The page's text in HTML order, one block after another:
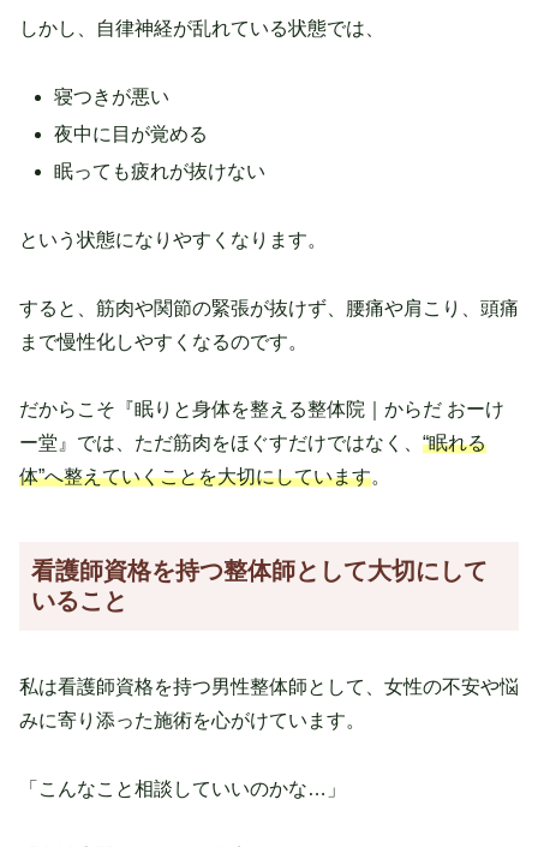
しかし、自律神経が乱れている状態では、
寝つきが悪い
夜中に目が覚める
眠っても疲れが抜けない
という状態になりやすくなります。
すると、筋肉や関節の緊張が抜けず、腰痛や肩こり、頭痛
まで慢性化しやすくなるのです。
だからこそ『眠りと身体を整える整体院｜からだ おーけ
ー堂』では、ただ筋肉をほぐすだけではなく、 “眠れる
体”へ整えていくことを大切にしています。
看護師資格を持つ整体師として大切にして
いること
私は看護師資格を持つ男性整体師として、女性の不安や悩
みに寄り添った施術を心がけています。
「こんなこと相談していいのかな…」